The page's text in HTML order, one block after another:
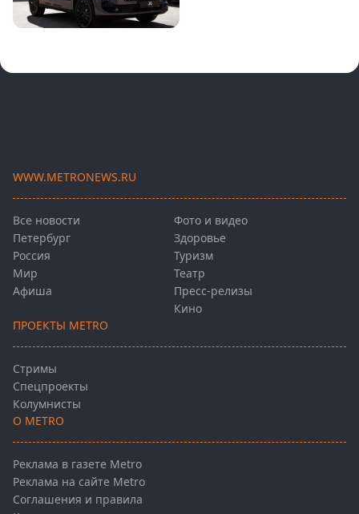
WWW.METRONEWS.RU
Все новости
Петербург
Россия
Мир
Афиша
Фото и видео
Здоровье
Туризм
Театр
Пресс-релизы
Кино
ПРОЕКТЫ METRO
Стримы
Спецпроекты
Колумнисты
О METRO
Реклама в газете Metro
Реклама на сайте Metro
Соглашения и правила